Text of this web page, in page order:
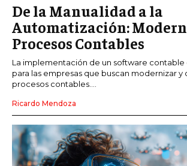
De la Manualidad a la
Automatización:
Procesos Contables
La implementación de un software contable
para las empresas que buscan modernizar y
procesos contables....
Ricardo Mendoza